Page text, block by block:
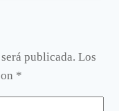
publicada. Los
*